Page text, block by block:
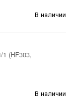
В наличии
(HF303,
В наличии